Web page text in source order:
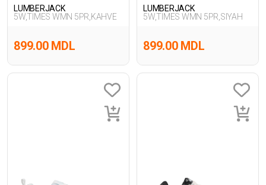
LUMBERJACK
5W,TIMES WMN 5PR,KAHVE
899.00 MDL
LUMBERJACK
5W,TIMES WMN 5PR,SIYAH
899.00 MDL